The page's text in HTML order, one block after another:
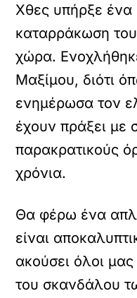
Χθες υπήρξε ένα
καταρράκωση
χώρα.
Μαξίμου, διότι
ενημέρωσα τον
έχουν πράξει με
παρακρατικούς
χρόνια.
Θα φέρω ένα
είναι
ακούσει όλοι
του σκανδάλου